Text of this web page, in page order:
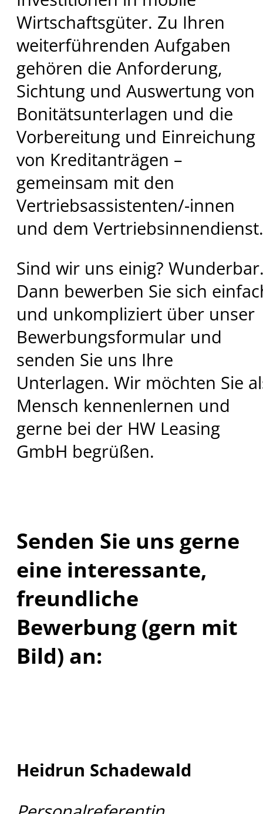
Wirtschaftsgüter. Zu Ihren
weiterführenden Aufgaben
gehören die Anforderung,
Sichtung und Auswertung von
Bonitätsunterlagen und die
Vorbereitung und Einreichung
von Kreditanträgen –
gemeinsam mit den
Vertriebsassistenten/-innen
und dem Vertriebsinnendienst.
Sind wir uns einig?
Dann bewerben Sie sich
und unkompliziert über unser
Bewerbungsformular und
senden Sie uns Ihre
Unterlagen. Wir möchten Sie
Mensch kennenlernen und
gerne bei der HW Leasing
GmbH begrüßen.
Senden Sie uns gerne
eine interessante,
freundliche
Bewerbung (gern mit
Bild) an:
Heidrun Schadewald